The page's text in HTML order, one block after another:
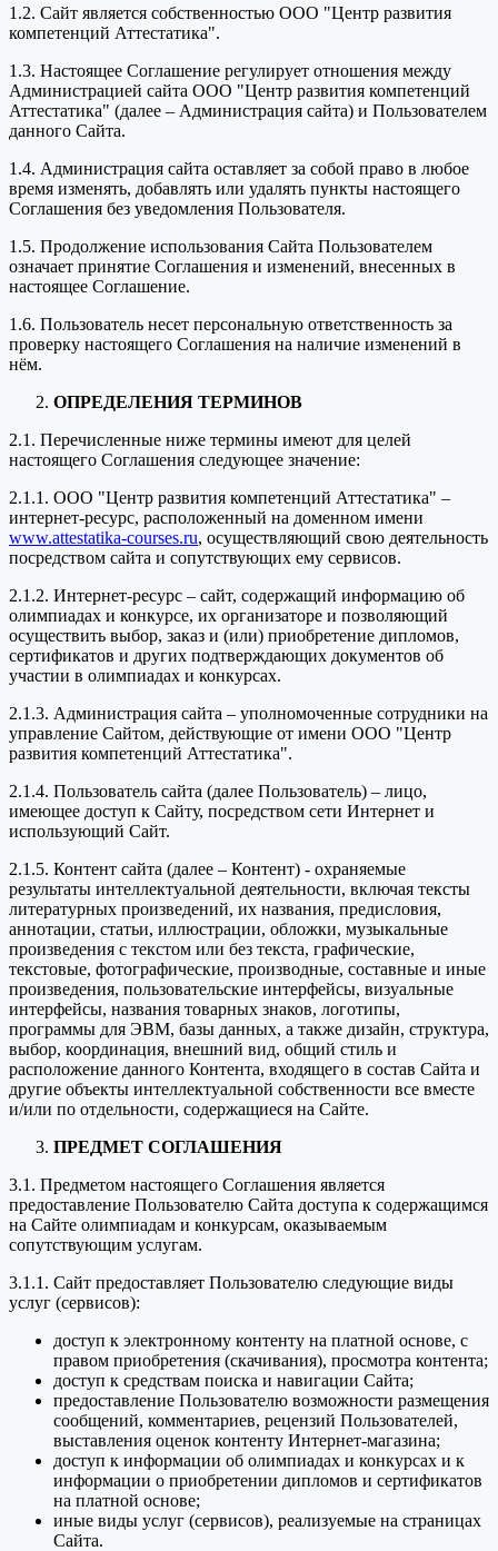
1.2. Сайт является собственностью ООО "Центр развития
компетенций Аттестатика".
1.3. Настоящее Соглашение регулирует отношения между
Администрацией сайта ООО "Центр развития компетенций
Аттестатика" (далее – Администрация сайта) и Пользователем
данного Сайта.
1.4. Администрация сайта оставляет за собой право в любое
время изменять, добавлять или удалять пункты настоящего
Соглашения без уведомления Пользователя.
1.5. Продолжение использования Сайта Пользователем
означает принятие Соглашения и изменений, внесенных в
настоящее Соглашение.
1.6. Пользователь несет персональную ответственность за
проверку настоящего Соглашения на наличие изменений в
нём.
ОПРЕДЕЛЕНИЯ ТЕРМИНОВ
2.1. Перечисленные ниже термины имеют для целей
настоящего Соглашения следующее значение:
2.1.1. ООО "Центр развития компетенций Аттестатика" –
интернет-ресурс, расположенный на доменном имени
www.attestatika-courses.ru, осуществляющий свою деятельность
посредством сайта и сопутствующих ему сервисов.
2.1.2. Интернет-ресурс – сайт, содержащий информацию об
олимпиадах и конкурсе, их организаторе и позволяющий
осуществить выбор, заказ и (или) приобретение дипломов,
сертификатов и других подтверждающих документов об
участии в олимпиадах и конкурсах.
2.1.3. Администрация сайта – уполномоченные сотрудники на
управление Сайтом, действующие от имени ООО "Центр
развития компетенций Аттестатика".
2.1.4. Пользователь сайта (далее Пользователь) – лицо,
имеющее доступ к Сайту, посредством сети Интернет и
использующий Сайт.
2.1.5. Контент сайта (далее – Контент) - охраняемые
результаты интеллектуальной деятельности, включая тексты
литературных произведений, их названия, предисловия,
аннотации, статьи, иллюстрации, обложки, музыкальные
произведения с текстом или без текста, графические,
текстовые, фотографические, производные, составные и иные
произведения, пользовательские интерфейсы, визуальные
интерфейсы, названия товарных знаков, логотипы,
программы для ЭВМ, базы данных, а также дизайн, структура,
выбор, координация, внешний вид, общий стиль и
расположение данного Контента, входящего в состав Сайта и
другие объекты интеллектуальной собственности все вместе
и/или по отдельности, содержащиеся на Сайте.
ПРЕДМЕТ СОГЛАШЕНИЯ
3.1. Предметом настоящего Соглашения является
предоставление Пользователю Сайта доступа к содержащимся
на Сайте олимпиадам и конкурсам, оказываемым
сопутствующим услугам.
3.1.1. Сайт предоставляет Пользователю следующие виды
услуг (сервисов):
доступ к электронному контенту на платной основе, с
правом приобретения (скачивания), просмотра контента;
доступ к средствам поиска и навигации Сайта;
предоставление Пользователю возможности размещения
сообщений, комментариев, рецензий Пользователей,
выставления оценок контенту Интернет-магазина;
доступ к информации об олимпиадах и конкурсах и к
информации о приобретении дипломов и сертификатов
на платной основе;
иные виды услуг (сервисов), реализуемые на страницах
Сайта.